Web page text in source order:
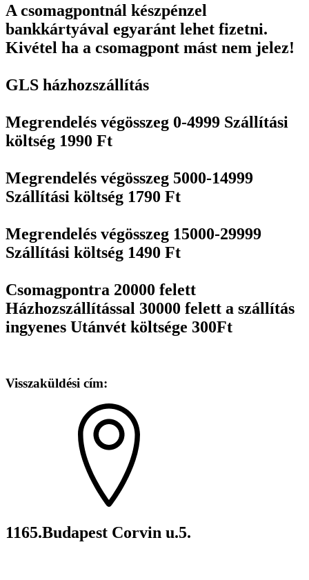
A csomagpontnál készpénzel
bankkártyával egyaránt lehet fizetni.
Kivétel ha a csomagpont mást nem jelez!
GLS házhozszállítás
Megrendelés végösszeg 0-4999 Szállítási
költség 1990 Ft
Megrendelés végösszeg 5000-14999
Szállítási költség 1790 Ft
Megrendelés végösszeg 15000-29999
Szállítási költség 1490 Ft
Csomagpontra 20000 felett
Házhozszállítással 30000 felett a szállítás
ingyenes Utánvét költsége 300Ft
Visszaküldési cím:
1165.Budapest Corvin u.5.